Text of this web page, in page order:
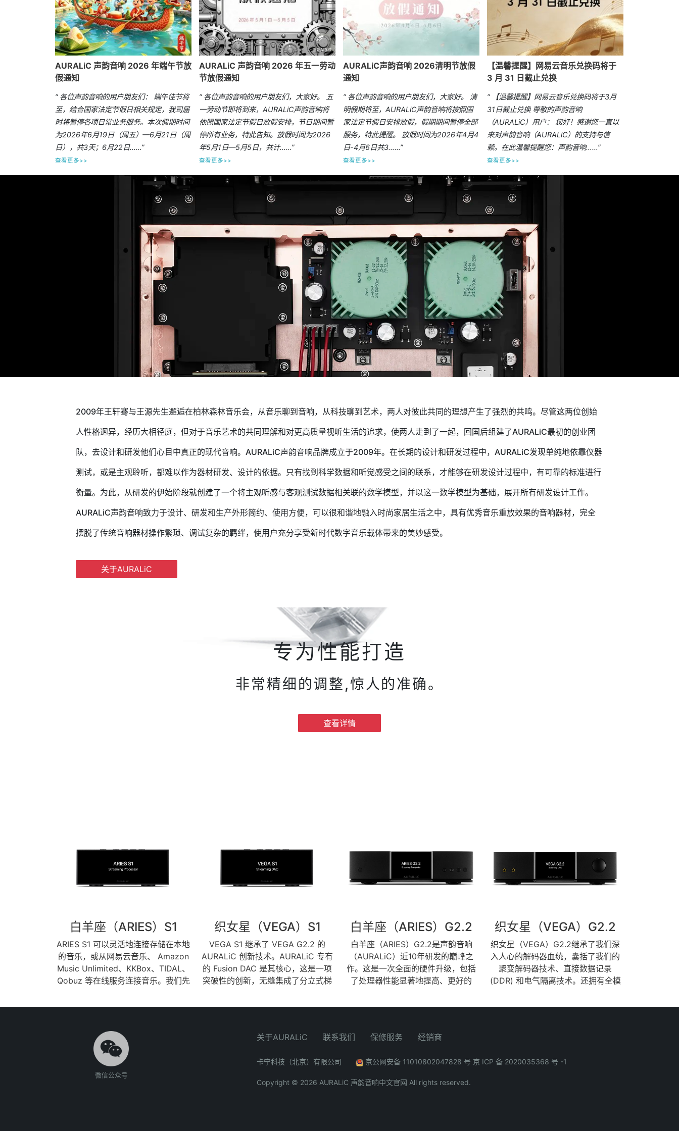
AURALiC 声韵音响 2026 年端午节放
假通知
“ 各位声韵音响的用户朋友们： 端午佳节将
至，结合国家法定节假日相关规定，我司届
时将暂停各项日常业务服务。本次假期时间
为2026年6月19日（周五）—6月21日（周
日），共3天；6月22日……”
查看更多>>
AURALiC 声韵音响 2026 年五一劳动
节放假通知
“ 各位声韵音响的用户朋友们，大家好。 五
一劳动节即将到来，AURALiC声韵音响将
依照国家法定节假日放假安排，节日期间暂
停所有业务，特此告知。放假时间为2026
年5月1日—5月5日，共计……”
查看更多>>
AURALiC声韵音响 2026清明节放假
通知
“ 各位声韵音响的用户朋友们，大家好。 清
明假期将至，AURALiC声韵音响将按照国
家法定节假日安排放假，假期期间暂停全部
服务，特此提醒。 放假时间为2026年4月4
日-4月6日共3……”
查看更多>>
【温馨提醒】网易云音乐兑换码将于
3 月 31 日截止兑换
“ 【温馨提醒】网易云音乐兑换码将于3月
31日截止兑换 尊敬的声韵音响
（AURALiC）用户： 您好！感谢您一直以
来对声韵音响（AURALiC）的支持与信
赖。在此温馨提醒您：声韵音响……”
查看更多>>
2009年王轩骞与王源先生邂逅在柏林森林音乐会，从音乐聊到音响，从科技聊到艺术，两人对彼此共同的理想产生了强烈的共鸣。尽管这两位创始
人性格迥异，经历大相径庭，但对于音乐艺术的共同理解和对更高质量视听生活的追求，使两人走到了一起，回国后组建了AURALiC最初的创业团
队，去设计和研发他们心目中真正的现代音响。AURALiC声韵音响品牌成立于2009年。在长期的设计和研发过程中，AURALiC发现单纯地依靠仪器
测试，或是主观聆听，都难以作为器材研发、设计的依据。只有找到科学数据和听觉感受之间的联系，才能够在研发设计过程中，有可靠的标准进行
衡量。为此，从研发的伊始阶段就创建了一个将主观听感与客观测试数据相关联的数学模型，并以这一数学模型为基础，展开所有研发设计工作。
AURALiC声韵音响致力于设计、研发和生产外形简约、使用方便，可以很和谐地融入时尚家居生活之中，具有优秀音乐重放效果的音响器材，完全
摆脱了传统音响器材操作繁琐、调试复杂的羁绊，使用户充分享受新时代数字音乐载体带来的美妙感受。
关于AURALiC
专为性能打造
非常精细的调整,惊人的准确。
查看详情
白羊座（ARIES）S1
ARIES S1 可以灵活地连接存储在本地
的音乐，或从网易云音乐、 Amazon
Music Unlimited、KKBox、TIDAL、
Qobuz 等在线服务连接音乐。我们先
用设备播放列表、内存缓存、无缝播
ARIES S1 提供了大量旨在优化音频信
号的处理功能：高质量重采样器、参
数均衡器、扬声器放置补偿和响度调
节。该产品在 ARIES 系列中首次可以
处理来自数字或 USB 输入的输入信
织女星（VEGA）S1
VEGA S1 继承了 VEGA G2.2 的
AURALiC 创新技术。AURALiC 专有
的 Fusion DAC 是其核心，这是一项
突破性的创新，无缝集成了分立式梯
元件。除了这种先进的 DAC 技术外，
和模拟前置放大器功能，这些功能源
与伦比的细节和精度的聆听体验。基
于选择、自然声音和可靠性的价值
观，我们的理念是我们设计的每一件
白羊座（ARIES）G2.2
白羊座（ARIES）G2.2是声韵音响
（AURALiC）近10年研发的巅峰之
作。这是一次全面的硬件升级，包括
了处理器性能显著地提高、更好的
应，以上种种改进都是为了创造适应
羊座（ARIES）G2.2可以灵活地连接
音乐、Amazon Music Unlimited、
KKBox、TIDAL、Qobuz等在线服务
的音乐。您可以使用我们先进的
织女星（VEGA）G2.2
织女星（VEGA）G2.2继承了我们深
入人心的解码器血统，囊括了我们的
聚变解码器技术、直接数据记录
(DDR) 和电气隔离技术。还拥有全模
的电阻梯形阵列音量控制，为我们甲
（Tesla）G3平台的内存中，用我们的
微信公众号
关于AURALiC 联系我们 保修服务 经销商
卡宁科技（北京）有限公司 京公网安备 11010802047828 号 京 ICP 备 2020035368 号 -1
Copyright © 2026 AURALiC 声韵音响中文官网 All rights reserved.